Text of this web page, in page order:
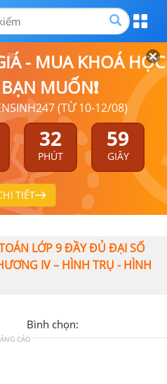
- MUA KHOÁ HỌC
MUỐN❗
(TỪ 10-12/08)
32
PHÚT
58
GIÂY
TIẾT
LỚP 9 ĐẦY ĐỦ ĐẠI SỐ
IV – HÌNH TRỤ - HÌNH
Bình chọn:
CÁO